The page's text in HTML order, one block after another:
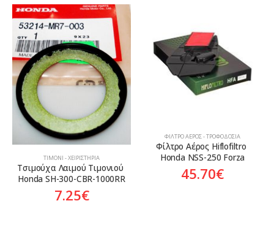
ΤΙΜΌΝΙ - ΧΕΙΡΙΣΤΉΡΙΑ
Τσιμούχα Λαιμού Τιμονιού
Honda SH-300-CBR-1000RR
7.25€
ΦΊΛΤΡΟ ΑΈΡΟΣ - ΤΡΟΦΟΔΟΣΊΑ
Φίλτρο Αέρος Hiflofiltro
Honda NSS-250 Forza
45.70€